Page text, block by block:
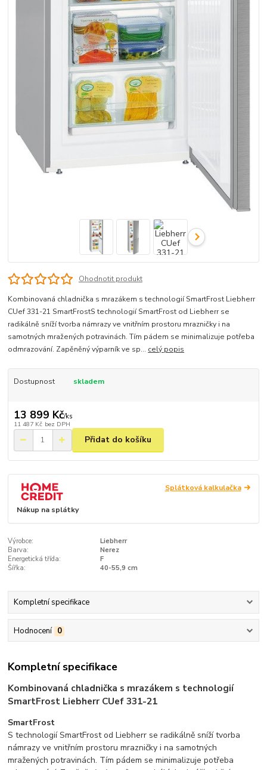
Ohodnotit produkt
Kombinovaná chladnička s mrazákem s technologií SmartFrost Liebherr
CUef 331-21 SmartFrostS technologií SmartFrost od Liebherr se
radikálně sníží tvorba námrazy ve vnitřním prostoru mrazničky i na
samotných mražených potravinách. Tím pádem se minimalizuje potřeba
odmrazování. Zapěněný výparník ve sp... celý popis
Dostupnost skladem
13 899 Kč/ks
11 487 Kč bez DPH
Přidat do košíku
Splátková kalkulačka
Nákup na splátky
Výrobce:
Liebherr
Barva:
Nerez
Energetická třída:
F
Šířka:
40-55,9 cm
Kompletní specifikace
Hodnocení 0
Kompletní specifikace
Kombinovaná chladnička s mrazákem s technologií
SmartFrost Liebherr CUef 331-21
SmartFrost
S technologií SmartFrost od Liebherr se radikálně sníží tvorba
námrazy ve vnitřním prostoru mrazničky i na samotných
mražených potravinách. Tím pádem se minimalizuje potřeba